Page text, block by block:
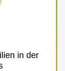
in der